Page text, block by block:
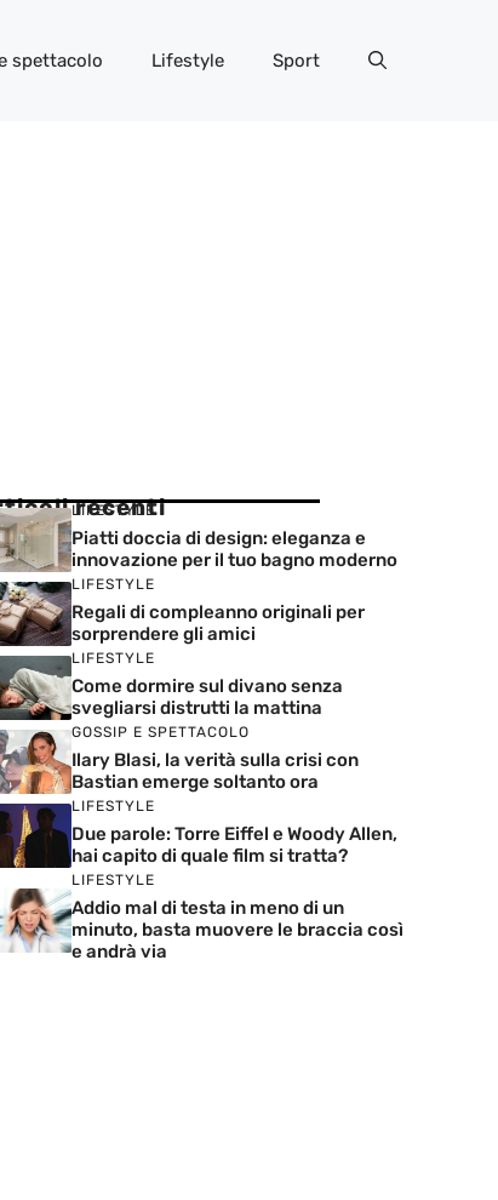
spettacolo Lifestyle Sport
recenti
LIFESTYLE
Piatti doccia di design: eleganza e
innovazione per il tuo bagno moderno
LIFESTYLE
Regali di compleanno originali per
sorprendere gli amici
LIFESTYLE
Come dormire sul divano senza
svegliarsi distrutti la mattina
GOSSIP E SPETTACOLO
Ilary Blasi, la verità sulla crisi con
Bastian emerge soltanto ora
LIFESTYLE
Due parole: Torre Eiffel e Woody Allen,
hai capito di quale film si tratta?
LIFESTYLE
Addio mal di testa in meno di un
minuto, basta muovere le braccia così
e andrà via